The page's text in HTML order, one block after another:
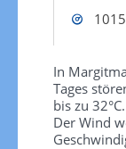
In
Tages
bis zu
Der Wind